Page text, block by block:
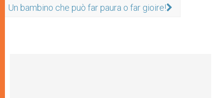
Un bambino che può far paura o far gioire!